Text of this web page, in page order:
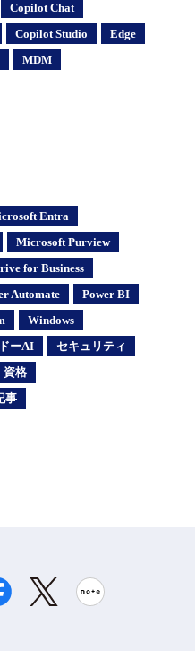
Copilot Chat
Copilot Studio
Edge
MDM
Entra
Microsoft Purview
for Business
Automate
Power BI
Windows
ーAI
セキュリティ
資格
事